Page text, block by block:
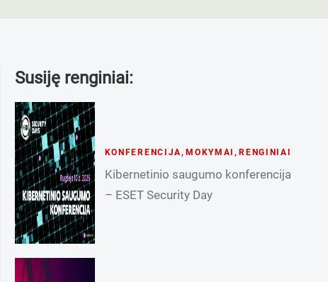
Susiję renginiai:
KONFERENCIJA, MOKYMAI, RENGINIAI
Kibernetinio saugumo konferencija
– ESET Security Day